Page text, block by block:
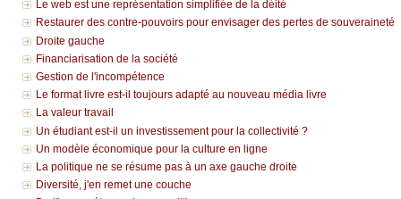
Le web est une représentation simplifiée de la déité
Restaurer des contre-pouvoirs pour envisager des pertes de souveraineté
Droite gauche
Financiarisation de la société
Gestion de l'incompétence
Le format livre est-il toujours adapté au nouveau média livre
La valeur travail
Un étudiant est-il un investissement pour la collectivité ?
Un modèle économique pour la culture en ligne
La politique ne se résume pas à un axe gauche droite
Diversité, j'en remet une couche